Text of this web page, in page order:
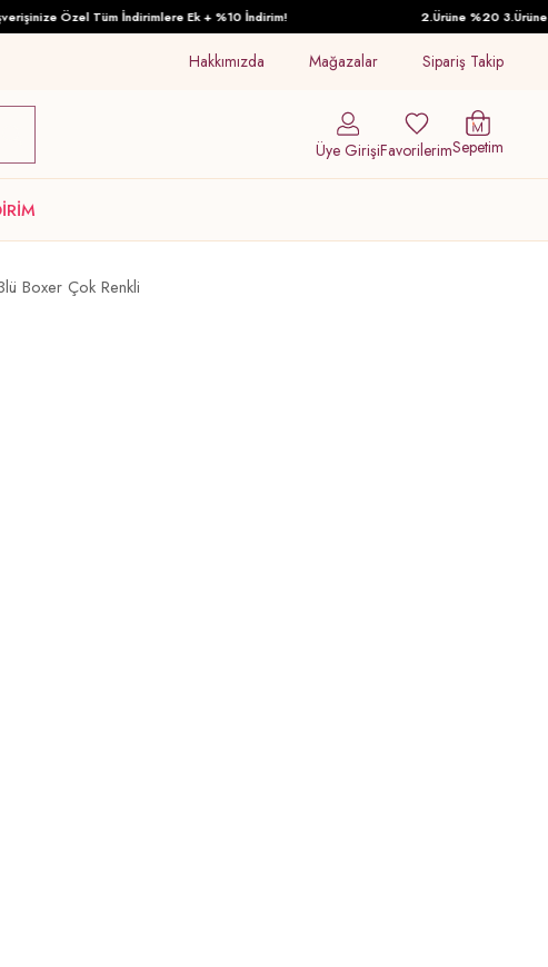
Özel Tüm İndirimlere Ek + %10 İndirim! 2.Ürüne %20 3.Ürüne
Hakkımızda Mağazalar Sipariş Takip
Üye GirişiFavorilerimSepetim
Boxer Çok Renkli